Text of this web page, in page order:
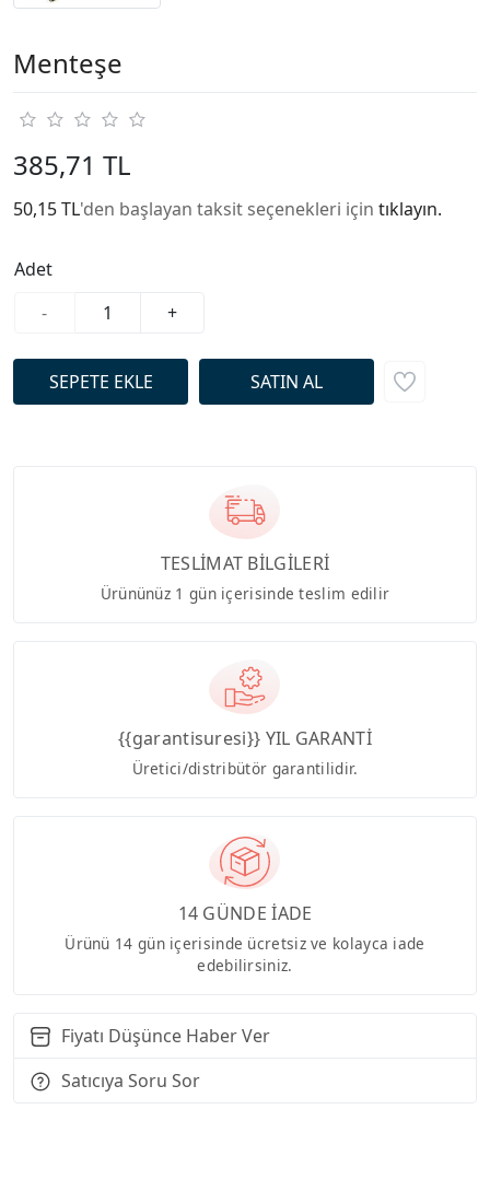
Menteşe
385,71 TL
50,15 TL'den başlayan taksit seçenekleri için tıklayın.
Adet
-
+
TESLİMAT BİLGİLERİ
Ürününüz 1 gün içerisinde teslim edilir
{{garantisuresi}} YIL GARANTİ
Üretici/distribütör garantilidir.
14 GÜNDE İADE
Ürünü 14 gün içerisinde ücretsiz ve kolayca iade
edebilirsiniz.
Fiyatı Düşünce Haber Ver
Satıcıya Soru Sor